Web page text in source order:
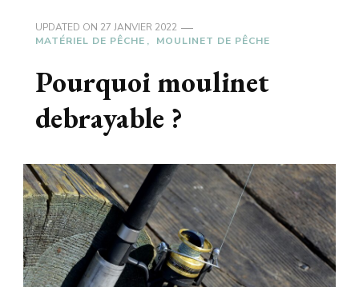
UPDATED ON 27 JANVIER 2022
MATÉRIEL DE PÊCHE
MOULINET DE PÊCHE
Pourquoi moulinet
debrayable ?